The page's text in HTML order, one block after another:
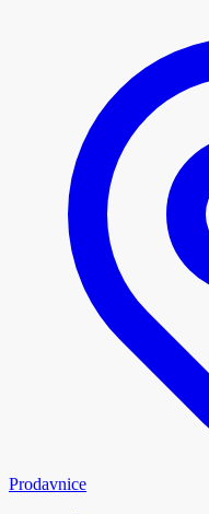
Prodavnice